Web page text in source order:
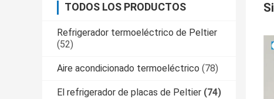
TODOS LOS PRODUCTOS
Refrigerador termoeléctrico de Peltier
(52)
Aire acondicionado termoeléctrico (78)
El refrigerador de placas de Peltier (74)